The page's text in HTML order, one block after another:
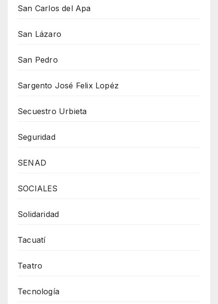
San Carlos del Apa
San Lázaro
San Pedro
Sargento José Felix Lopéz
Secuestro Urbieta
Seguridad
SENAD
SOCIALES
Solidaridad
Tacuatí
Teatro
Tecnología